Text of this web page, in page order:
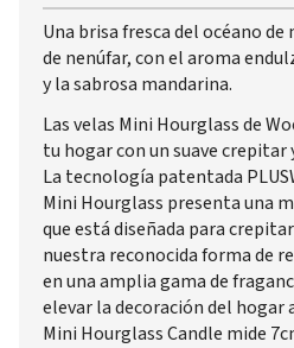
Una brisa fresca del océano
de nenúfar, con el aroma
y la sabrosa mandarina.
Las velas Mini Hourglass de
tu hogar con un suave crepitar
La tecnología patentada
Mini Hourglass presenta una
que está diseñada para
nuestra reconocida forma de
en una amplia gama de
elevar la decoración del hogar
Mini Hourglass Candle mide